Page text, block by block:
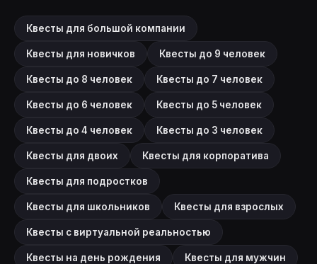
Квесты для большой компании
Квесты для новичков Квесты до 9 человек
Квесты до 8 человек Квесты до 7 человек
Квесты до 6 человек Квесты до 5 человек
Квесты до 4 человек Квесты до 3 человек
Квесты для двоих Квесты для корпоратива
Квесты для подростков
Квесты для школьников Квесты для взрослых
Квесты с виртуальной реальностью
Квесты на день рождения Квесты для мужчин